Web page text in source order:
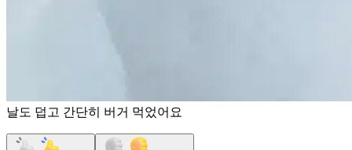
날도 덥고 간단히 버거 먹었어요